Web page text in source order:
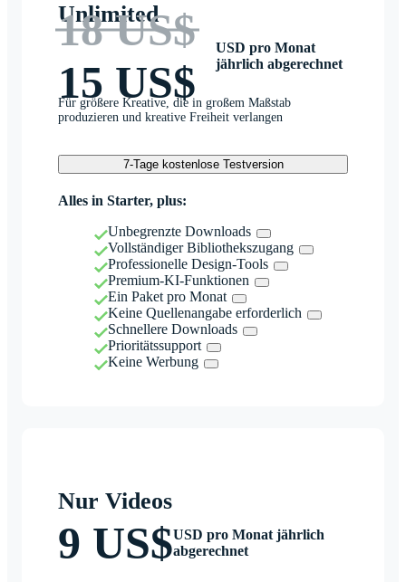
Unlimited
18 US$
15 US$
USD pro Monat
jährlich abgerechnet
Für größere Kreative, die in großem Maßstab
produzieren und kreative Freiheit verlangen
7-Tage kostenlose Testversion
Alles in Starter, plus:
Unbegrenzte Downloads
Vollständiger Bibliothekszugang
Professionelle Design-Tools
Premium-KI-Funktionen
Ein Paket pro Monat
Keine Quellenangabe erforderlich
Schnellere Downloads
Prioritätssupport
Keine Werbung
Nur Videos
9 US$USD pro Monat jährlich
abgerechnet